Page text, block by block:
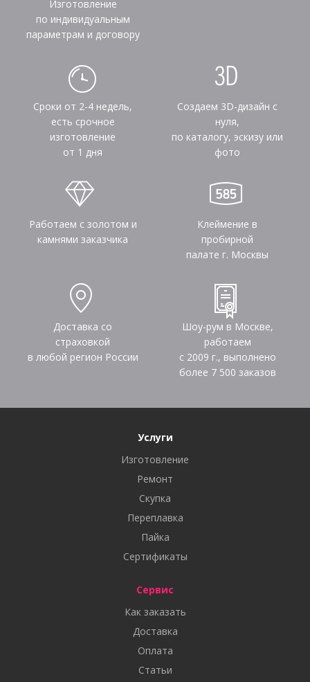
Изготовление
по индивидуальным
параметрам и договору
Сроки от 2-4 недель,
есть срочное
изготовление
от 1 дня
Создаем 3D-дизайн с
нуля,
по каталогу, эскизу или
фото
Работаем с золотом и
камнями заказчика
Клеймение в
пробирной
палате г. Москвы
Доставка со
страховкой
в любой регион России
Шоу-рум в Москве,
работаем
с 2009 г., выполнено
более 7 500 заказов
Услуги
Изготовление
Ремонт
Скупка
Переплавка
Пайка
Сертификаты
Сервис
Как заказать
Доставка
Оплата
Статьи